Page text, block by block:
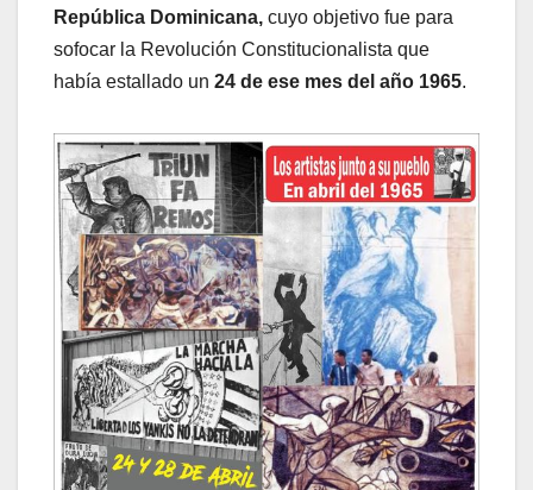
República Dominicana, cuyo objetivo fue para
sofocar la Revolución Constitucionalista que
había estallado un 24 de ese mes del año 1965.